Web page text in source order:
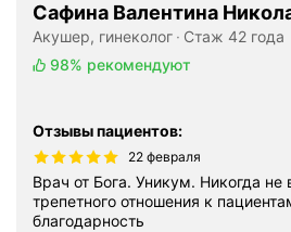
Сафина Валентина
Акушер, гинеколог
Стаж 42 года
98% рекомендуют
Отзывы пациентов:
22 февраля
Врач от Бога. Уникум. Никогда не
трепетного отношения к
благодарность